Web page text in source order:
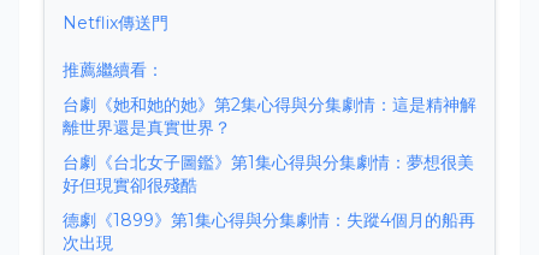
Netflix傳送門
推薦繼續看：
台劇《她和她的她》第2集心得與分集劇情：這是精神解
離世界還是真實世界？
台劇《台北女子圖鑑》第1集心得與分集劇情：夢想很美
好但現實卻很殘酷
德劇《1899》第1集心得與分集劇情：失蹤4個月的船再
次出現